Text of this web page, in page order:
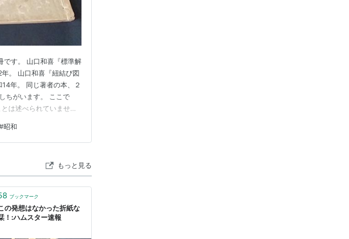
です。 山口和喜『標準解
。 山口和喜『紐結び図
年。 同じ著者の本、２
ちがいます。 ここで
は述べられていませ
りません。 一方、折形
昭和
もっと見る
ブックマーク
の発想はなかった折紙な
！:ハムスター速報